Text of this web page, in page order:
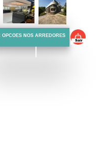
OPCOES NOS ARREDORES